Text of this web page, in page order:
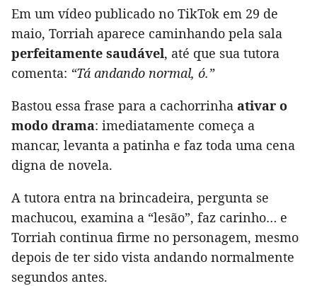
Em um vídeo publicado no TikTok em 29 de
maio, Torriah aparece caminhando pela sala
perfeitamente saudável, até que sua tutora
comenta: “Tá andando normal, ó.”
Bastou essa frase para a cachorrinha ativar o
modo drama: imediatamente começa a
mancar, levanta a patinha e faz toda uma cena
digna de novela.
A tutora entra na brincadeira, pergunta se
machucou, examina a “lesão”, faz carinho… e
Torriah continua firme no personagem, mesmo
depois de ter sido vista andando normalmente
segundos antes.